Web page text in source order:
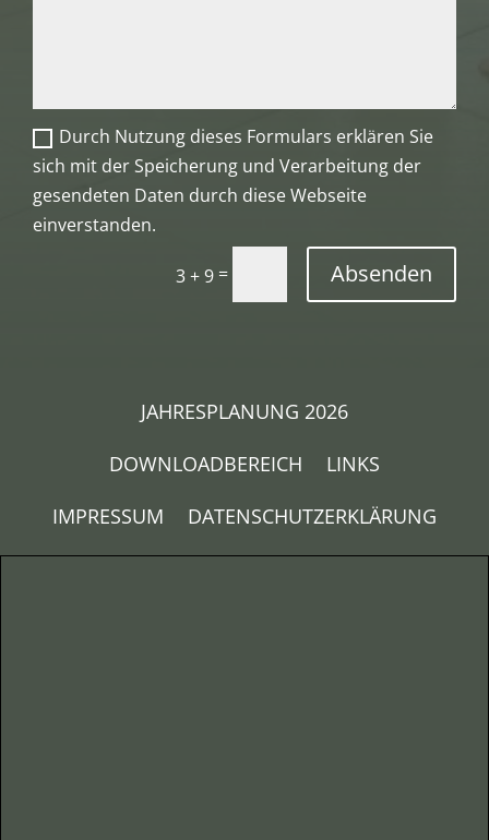
Durch Nutzung dieses Formulars erklären Sie
sich mit der Speicherung und Verarbeitung der
gesendeten Daten durch diese Webseite
einverstanden.
3 + 9 = Absenden
JAHRESPLANUNG 2026
DOWNLOADBEREICH
LINKS
IMPRESSUM
DATENSCHUTZERKLÄRUNG